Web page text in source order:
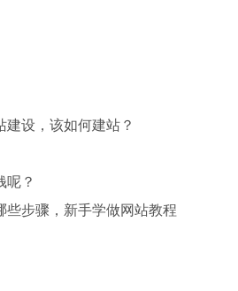
建设，该如何建站？
呢？
些步骤，新手学做网站教程